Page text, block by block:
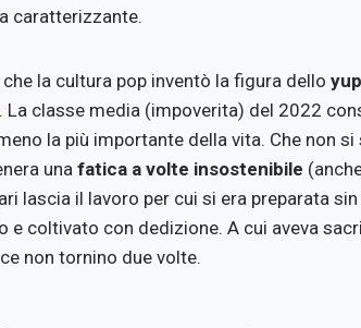
caratterizzante.
la cultura pop inventò la figura dello
. La classe media (impoverita) del 2022
la più importante della vita. Che non si
unafatica a volte insostenibile
lascia il lavoro per cui si era preparata
e coltivato con dedizione. A cui aveva
non tornino due volte.